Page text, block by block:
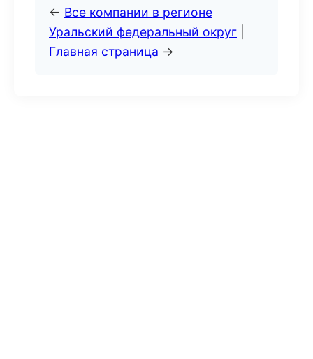
← Все компании в регионе
Уральский федеральный округ
Главная страница →